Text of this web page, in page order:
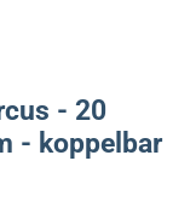
- 20
- koppelbar